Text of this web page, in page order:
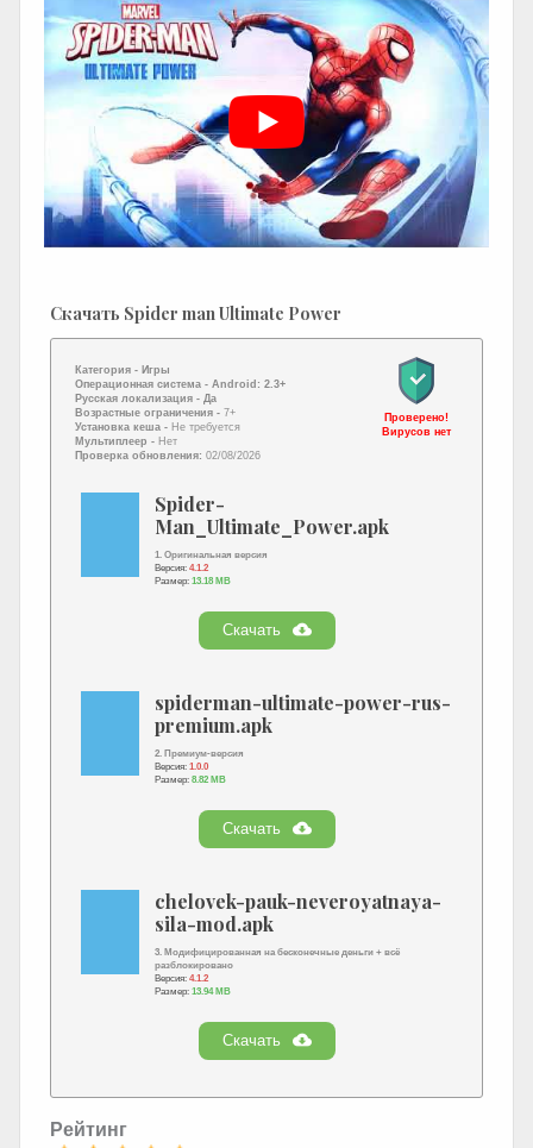
Скачать Spider man Ultimate Power
Категория - Игры
Операционная система - Android: 2.3+
Русская локализация - Да
Возрастные ограничения - 7+
Установка кеша - Не требуется
Мультиплеер - Нет
Проверка обновления: 02/08/2026
Проверено!
Вирусов нет
Spider-
Man_Ultimate_Power.apk
1. Оригинальная версия
Версия: 4.1.2
Размер: 13.18 MB
Скачать
spiderman-ultimate-power-rus-
premium.apk
2. Премиум-версия
Версия: 1.0.0
Размер: 8.82 MB
Скачать
chelovek-pauk-neveroyatnaya-
sila-mod.apk
3. Модифицированная на бесконечные деньги + всё
разблокировано
Версия: 4.1.2
Размер: 13.94 MB
Скачать
Рейтинг